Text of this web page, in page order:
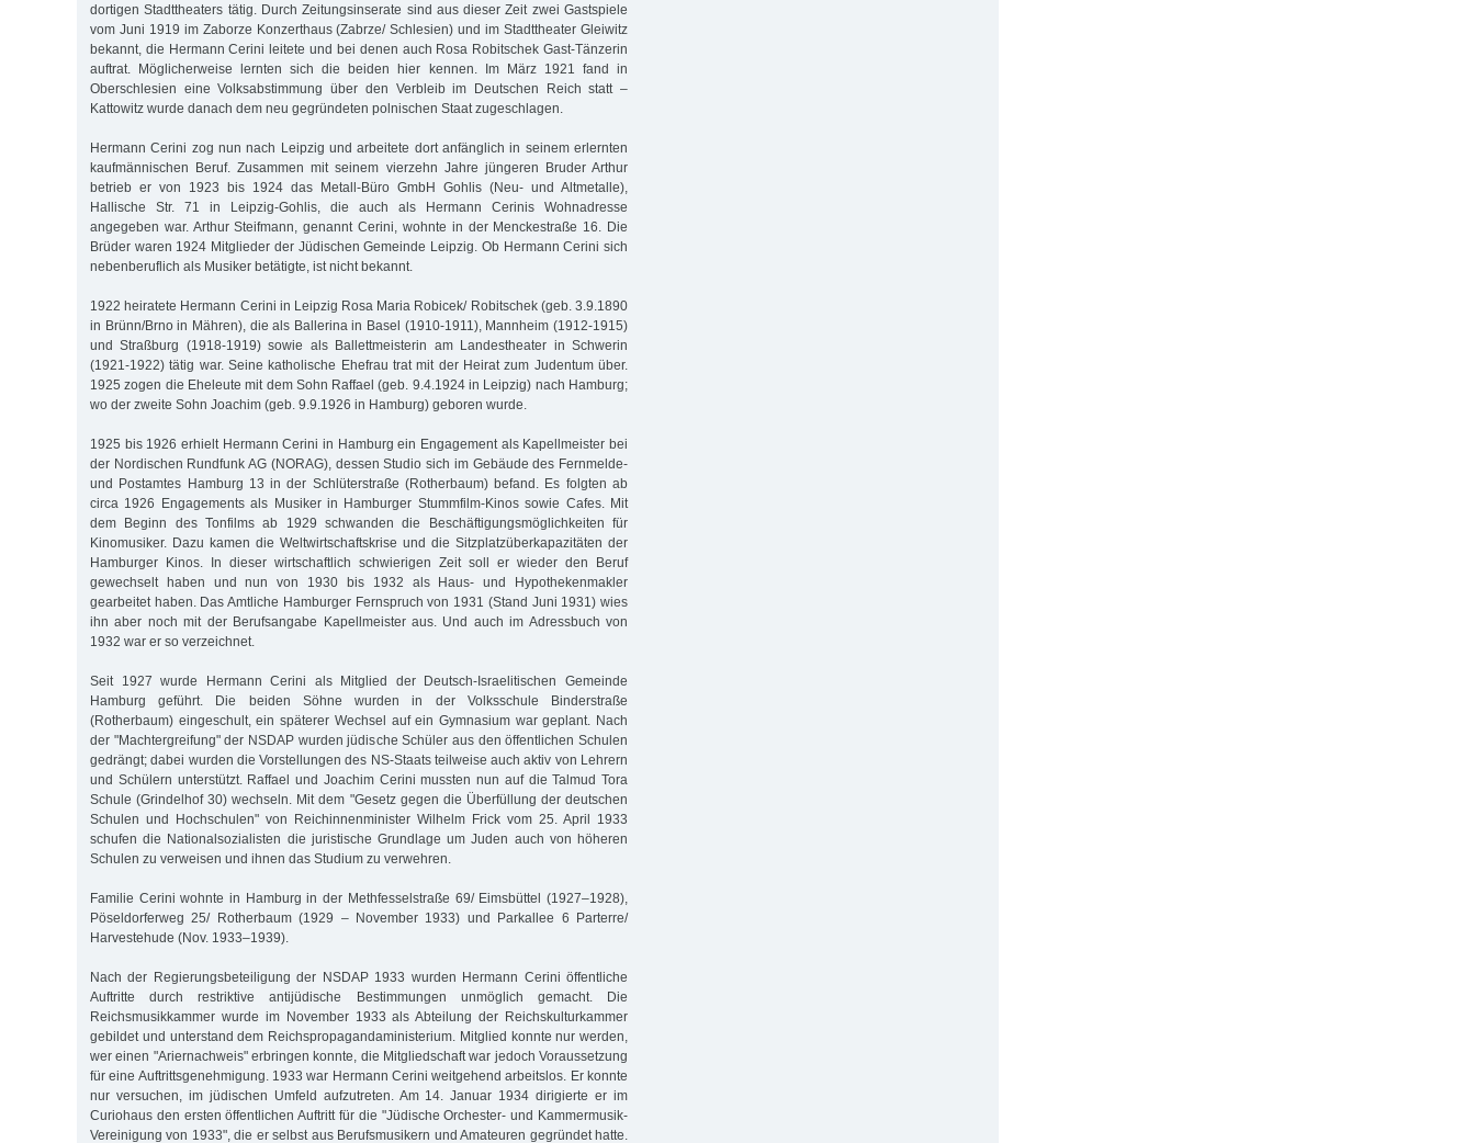
dortigen Stadttheaters tätig. Durch Zeitungsinserate sind aus dieser Zeit zwei Gastspiele
vom Juni 1919 im Zaborze Konzerthaus (Zabrze/ Schlesien) und im Stadttheater Gleiwitz
bekannt, die Hermann Cerini leitete und bei denen auch Rosa Robitschek Gast-Tänzerin
auftrat. Möglicherweise lernten sich die beiden hier kennen. Im März 1921 fand in
Oberschlesien eine Volksabstimmung über den Verbleib im Deutschen Reich statt –
Kattowitz wurde danach dem neu gegründeten polnischen Staat zugeschlagen.
Hermann Cerini zog nun nach Leipzig und arbeitete dort anfänglich in seinem erlernten
kaufmännischen Beruf. Zusammen mit seinem vierzehn Jahre jüngeren Bruder Arthur
betrieb er von 1923 bis 1924 das Metall-Büro GmbH Gohlis (Neu- und Altmetalle),
Hallische Str. 71 in Leipzig-Gohlis, die auch als Hermann Cerinis Wohnadresse
angegeben war. Arthur Steifmann, genannt Cerini, wohnte in der Menckestraße 16. Die
Brüder waren 1924 Mitglieder der Jüdischen Gemeinde Leipzig. Ob Hermann Cerini sich
nebenberuflich als Musiker betätigte, ist nicht bekannt.
1922 heiratete Hermann Cerini in Leipzig Rosa Maria Robicek/ Robitschek (geb. 3.9.1890
in Brünn/Brno in Mähren), die als Ballerina in Basel (1910-1911), Mannheim (1912-1915)
und Straßburg (1918-1919) sowie als Ballettmeisterin am Landestheater in Schwerin
(1921-1922) tätig war. Seine katholische Ehefrau trat mit der Heirat zum Judentum über.
1925 zogen die Eheleute mit dem Sohn Raffael (geb. 9.4.1924 in Leipzig) nach Hamburg;
wo der zweite Sohn Joachim (geb. 9.9.1926 in Hamburg) geboren wurde.
1925 bis 1926 erhielt Hermann Cerini in Hamburg ein Engagement als Kapellmeister bei
der Nordischen Rundfunk AG (NORAG), dessen Studio sich im Gebäude des Fernmelde-
und Postamtes Hamburg 13 in der Schlüterstraße (Rotherbaum) befand. Es folgten ab
circa 1926 Engagements als Musiker in Hamburger Stummfilm-Kinos sowie Cafes. Mit
dem Beginn des Tonfilms ab 1929 schwanden die Beschäftigungsmöglichkeiten für
Kinomusiker. Dazu kamen die Weltwirtschaftskrise und die Sitzplatzüberkapazitäten der
Hamburger Kinos. In dieser wirtschaftlich schwierigen Zeit soll er wieder den Beruf
gewechselt haben und nun von 1930 bis 1932 als Haus- und Hypothekenmakler
gearbeitet haben. Das Amtliche Hamburger Fernspruch von 1931 (Stand Juni 1931) wies
ihn aber noch mit der Berufsangabe Kapellmeister aus. Und auch im Adressbuch von
1932 war er so verzeichnet.
Seit 1927 wurde Hermann Cerini als Mitglied der Deutsch-Israelitischen Gemeinde
Hamburg geführt. Die beiden Söhne wurden in der Volksschule Binderstraße
(Rotherbaum) eingeschult, ein späterer Wechsel auf ein Gymnasium war geplant. Nach
der "Machtergreifung" der NSDAP wurden jüdische Schüler aus den öffentlichen Schulen
gedrängt; dabei wurden die Vorstellungen des NS-Staats teilweise auch aktiv von Lehrern
und Schülern unterstützt. Raffael und Joachim Cerini mussten nun auf die Talmud Tora
Schule (Grindelhof 30) wechseln. Mit dem "Gesetz gegen die Überfüllung der deutschen
Schulen und Hochschulen" von Reichinnenminister Wilhelm Frick vom 25. April 1933
schufen die Nationalsozialisten die juristische Grundlage um Juden auch von höheren
Schulen zu verweisen und ihnen das Studium zu verwehren.
Familie Cerini wohnte in Hamburg in der Methfesselstraße 69/ Eimsbüttel (1927–1928),
Pöseldorferweg 25/ Rotherbaum (1929 – November 1933) und Parkallee 6 Parterre/
Harvestehude (Nov. 1933–1939).
Nach der Regierungsbeteiligung der NSDAP 1933 wurden Hermann Cerini öffentliche
Auftritte durch restriktive antijüdische Bestimmungen unmöglich gemacht. Die
Reichsmusikkammer wurde im November 1933 als Abteilung der Reichskulturkammer
gebildet und unterstand dem Reichspropagandaministerium. Mitglied konnte nur werden,
wer einen "Ariernachweis" erbringen konnte, die Mitgliedschaft war jedoch Voraussetzung
für eine Auftrittsgenehmigung. 1933 war Hermann Cerini weitgehend arbeitslos. Er konnte
nur versuchen, im jüdischen Umfeld aufzutreten. Am 14. Januar 1934 dirigierte er im
Curiohaus den ersten öffentlichen Auftritt für die "Jüdische Orchester- und Kammermusik-
Vereinigung von 1933", die er selbst aus Berufsmusikern und Amateuren gegründet hatte.